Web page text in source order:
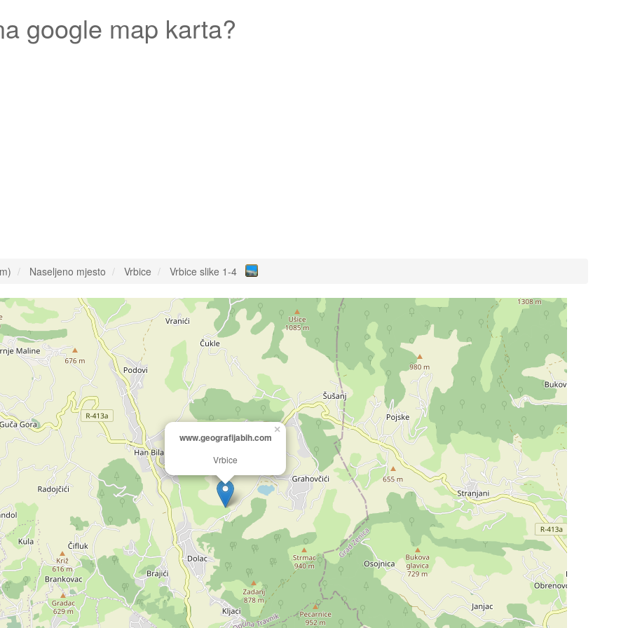
google map karta?
Naseljeno mjesto Vrbice Vrbice slike 1-4
www.geografijabih.com
Vrbice
×